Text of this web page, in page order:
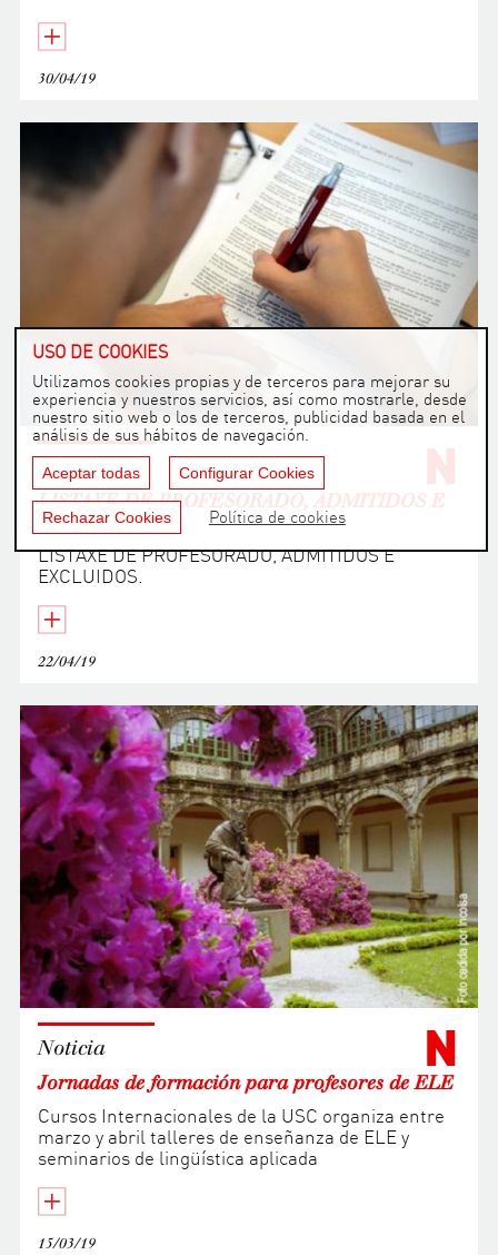
30/04/19
N
Noticia
LISTAXE DE PROFESORADO, ADMITIDOS E
EXCLUIDOS.
LISTAXE DE PROFESORADO, ADMITIDOS E
EXCLUIDOS.
22/04/19
N
Noticia
Jornadas de formación para profesores de ELE
Cursos Internacionales de la USC organiza entre
marzo y abril talleres de enseñanza de ELE y
seminarios de lingüística aplicada
15/03/19
USO DE COOKIES
Utilizamos cookies propias y de terceros para mejorar su
experiencia y nuestros servicios, así como mostrarle, desde
nuestro sitio web o los de terceros, publicidad basada en el
análisis de sus hábitos de navegación.
Aceptar todas Configurar Cookies
Rechazar Cookies Política de cookies